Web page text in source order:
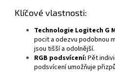
Klíčové vlastnosti:
Technologie Logitech G
pocit a odezvu podobnou
jsou tišší a odolnější.
RGB podsvícení: Pět
podsvícení umožňuje